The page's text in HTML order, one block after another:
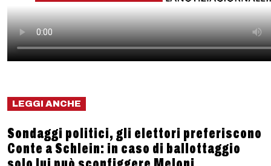
LEGGI ANCHE
Sondaggi politici, gli elettori preferiscono
Conte a Schlein: in caso di ballottaggio